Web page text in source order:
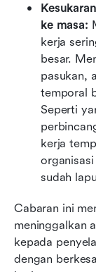
ke masa:
kerja
besar.
pasukan,
temporal
Seperti
kerja
sudah
Cabaran ini
meninggalkan
kepada
dengan